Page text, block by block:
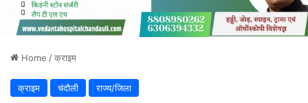
Home /क्राइम
क्राइम चंदौली राज्य/जिला